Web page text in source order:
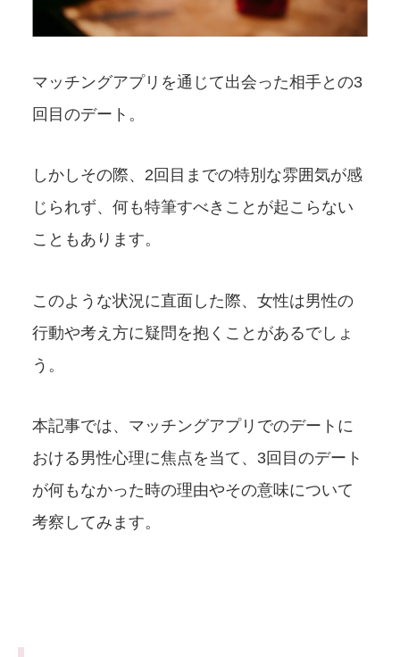
マッチングアプリを通じて出会った相手との3
回目のデート。
しかしその際、2回目までの特別な雰囲気が感
じられず、何も特筆すべきことが起こらない
こともあります。
このような状況に直面した際、女性は男性の
行動や考え方に疑問を抱くことがあるでしょ
う。
本記事では、マッチングアプリでのデートに
おける男性心理に焦点を当て、3回目のデート
が何もなかった時の理由やその意味について
考察してみます。